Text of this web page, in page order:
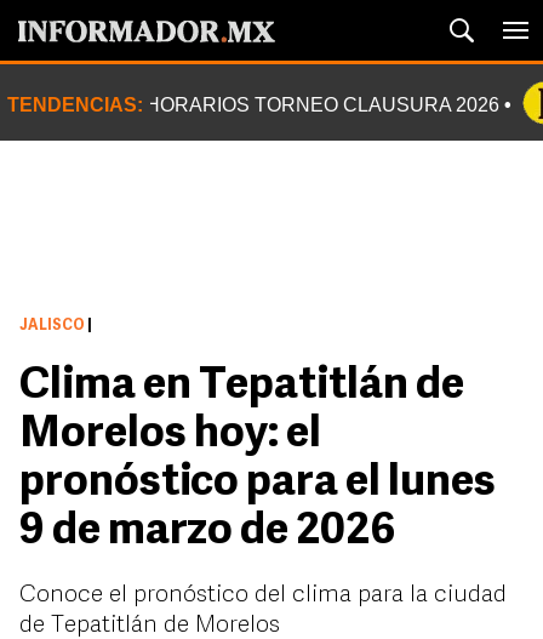
TENDENCIAS: HORARIOS TORNEO CLAUSURA 2026
JALISCO
Clima en Tepatitlán de
Morelos hoy: el
pronóstico para el lunes
9 de marzo de 2026
Conoce el pronóstico del clima para la ciudad
de Tepatitlán de Morelos